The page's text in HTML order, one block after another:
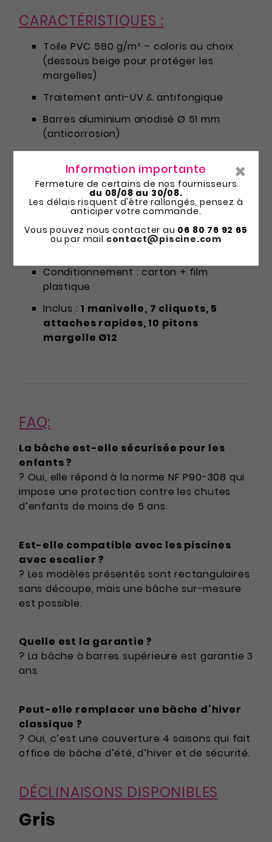
CARACTÉRISTIQUES :
Toile PVC 580 g/m² – coloris au choix
(dessous beige pour protéger les
margelles)
Traitement anti-UV & antifongique
Barres aluminium anodisé Ø 51 mm
(anticorrosion)
Sangles de tension + sangles anti-
soulèvement
Cliquets inox 0.6T + boucles poire Ø5mm
+ attaches rapides
Bandes anti-abrasion sur les longueurs
Conditionnement : carton + film
plastique
Inclus :1 manivelle, 7 cliquets, 5
attaches rapides, 10 pitons
margelle Ø12
FAQ:
La bâche est-elle sécurisée pour les
enfants ?
? Oui, elle répond à la norme NF P90-308 qui
impose une protection contre les chutes
d’enfants de moins de 5 ans.
Est-elle compatible avec les piscines
avec escalier ?
? Les modèles présentés sont rectangulaires
sans découpe, mais une bâche sur-mesure
est possible.
Quelle est la garantie ?
? La bâche à barres supérieure est garantie 3
ans.
Peut-elle remplacer une bâche d’hiver
classique ?
? Oui, c’est une couverture 4 saisons qui fait
office de bâche d’été, d’hiver et de sécurité.
DÉCLINAISONS DISPONIBLES
Gris
×
Information importante
Fermeture de certains de nos fournisseurs
du 08/08 au 30/08.
Les délais risquent d'être rallongés, pensez à
anticiper votre commande.
Vous pouvez nous contacter au 06 80 76 92 65
ou par mail contact@piscine.com